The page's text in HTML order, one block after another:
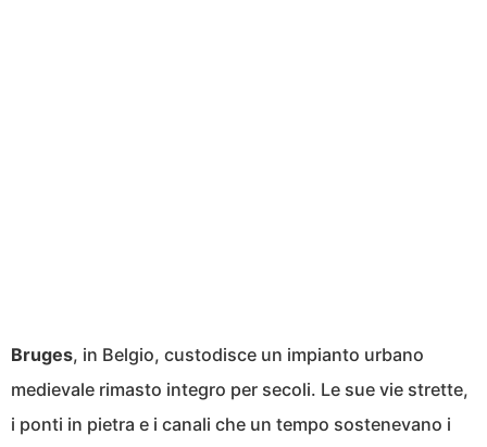
Bruges, in Belgio, custodisce un impianto urbano
medievale rimasto integro per secoli. Le sue vie strette,
i ponti in pietra e i canali che un tempo sostenevano i